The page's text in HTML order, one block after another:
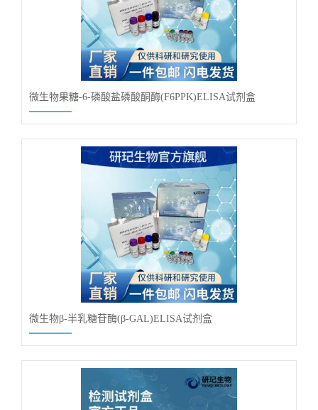
微生物果糖-6-磷酸盐磷酸酮酶(F6PPK)ELISA试剂盒
微生物β-半乳糖苷酶(β-GAL)ELISA试剂盒